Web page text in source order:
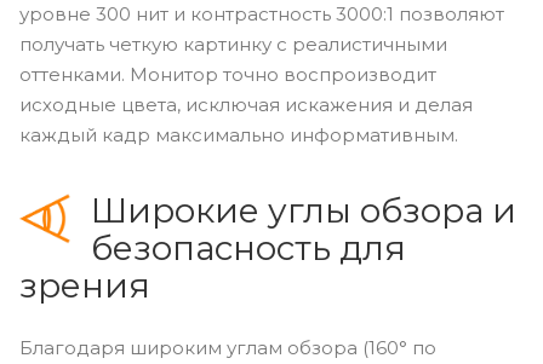
уровне 300 нит и контрастность 3000:1 позволяют
получать четкую картинку с реалистичными
оттенками. Монитор точно воспроизводит
исходные цвета, исключая искажения и делая
каждый кадр максимально информативным.
Широкие углы обзора и
безопасность для
зрения
Благодаря широким углам обзора (160° по